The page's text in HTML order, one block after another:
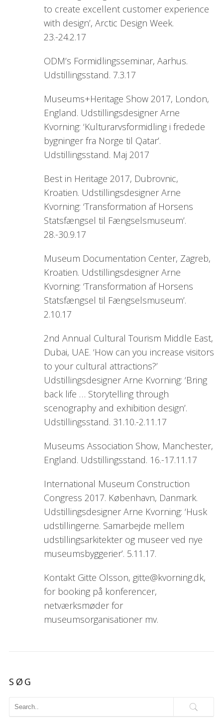
to create excellent customer experience
with design’, Arctic Design Week.
23.-24.2.17
ODM’s Formidlingsseminar, Aarhus.
Udstillingsstand. 7.3.17
Museums+Heritage Show 2017, London,
England. Udstillingsdesigner Arne
Kvorning: ‘Kulturarvsformidling i fredede
bygninger fra Norge til Qatar’.
Udstillingsstand. Maj 2017
Best in Heritage 2017, Dubrovnic,
Kroatien. Udstillingsdesigner Arne
Kvorning: ‘Transformation af Horsens
Statsfængsel til Fængselsmuseum’.
28.-30.9.17
Museum Documentation Center, Zagreb,
Kroatien. Udstillingsdesigner Arne
Kvorning: ‘Transformation af Horsens
Statsfængsel til Fængselsmuseum’.
2.10.17
2nd Annual Cultural Tourism Middle East,
Dubai, UAE. ‘How can you increase visitors
to your cultural attractions?’
Udstillingsdesigner Arne Kvorning: ‘Bring
back life … Storytelling through
scenography and exhibition design’.
Udstillingsstand. 31.10.-2.11.17
Museums Association Show, Manchester,
England. Udstillingsstand. 16.-17.11.17
International Museum Construction
Congress 2017. København, Danmark.
Udstillingsdesigner Arne Kvorning: ‘Husk
udstillingerne. Samarbejde mellem
udstillingsarkitekter og museer ved nye
museumsbyggerier’. 5.11.17.
Kontakt Gitte Olsson, gitte@kvorning.dk,
for booking på konferencer,
netværksmøder for
museumsorganisationer mv.
SØG